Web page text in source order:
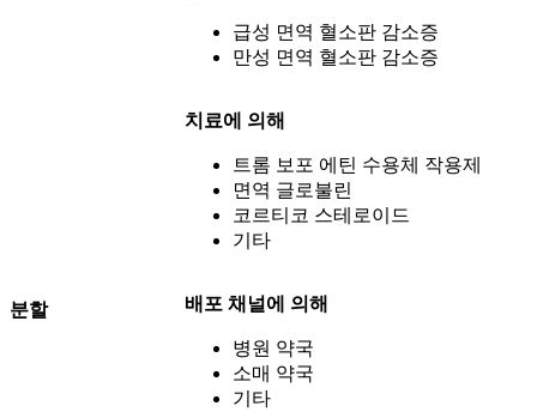
분할
급성 면역 혈소판 감소증
만성 면역 혈소판 감소증
치료에 의해
트롬 보포 에틴 수용체 작용제
면역 글로불린
코르티코 스테로이드
기타
배포 채널에 의해
병원 약국
소매 약국
기타